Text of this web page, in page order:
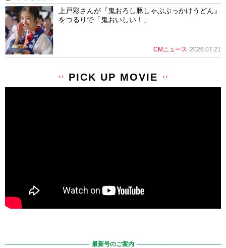
上戸彩さんが『鬼おろし豚しゃぶぶっかけうどん』
をつるりで「鬼おいしい！」
CMニュース 2026.07.21
PICK UP MOVIE
最新号のご案内